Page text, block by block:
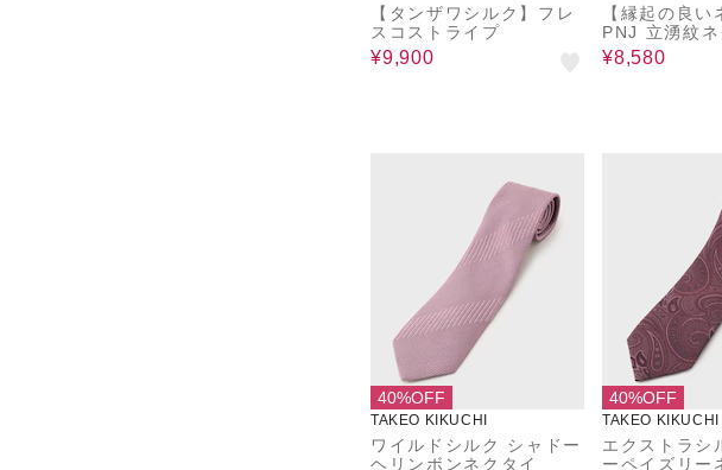
【タンザワシルク】フレ
スコストライプ
¥9,900
【縁起の良い
PNJ 立湧紋ネ
¥8,580
40%OFF
TAKEO KIKUCHI
ワイルドシルク シャドー
ヘリンボンネクタイ
40%OFF
TAKEO KIKUCHI
エクストラシ
ーペイズリー